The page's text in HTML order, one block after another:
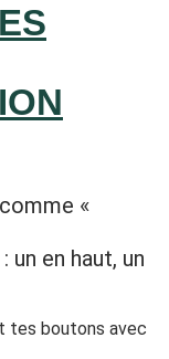
«
en haut, un
tes boutons avec